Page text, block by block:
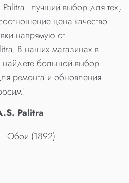
- лучший выбор для тех,
цена-качество.
напрямую от
В наших магазинах в
большой выбор
ремонта и обновления
Palitra
Обои (1892)